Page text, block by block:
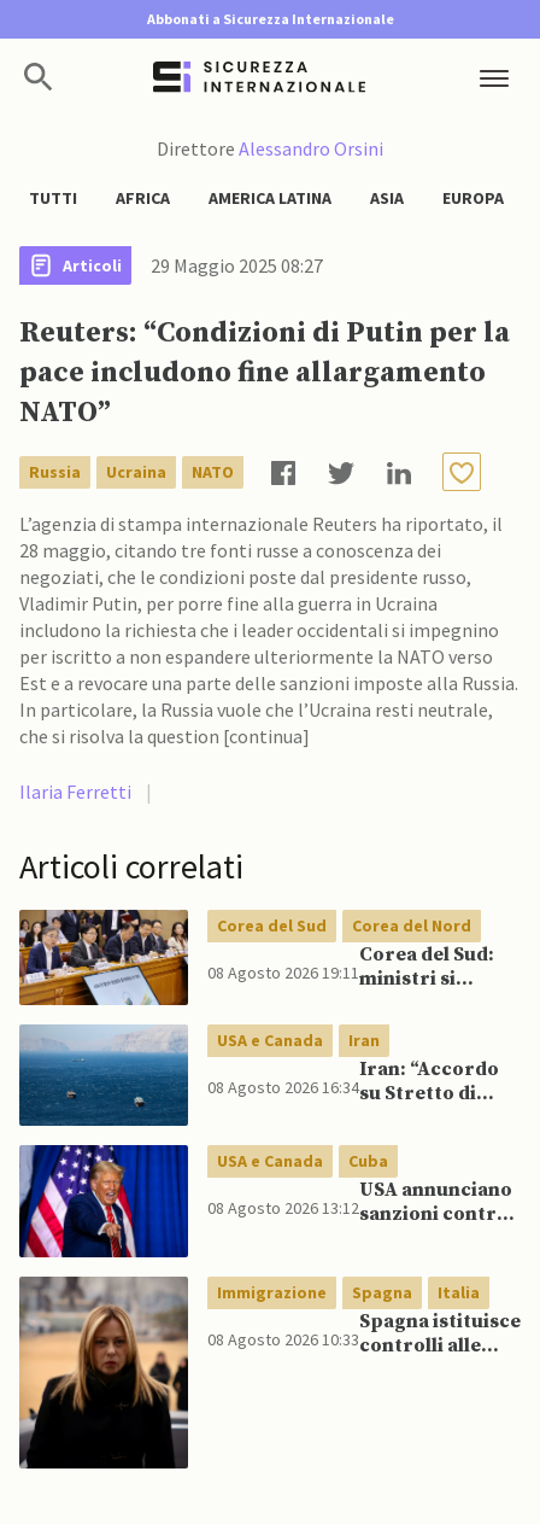
Abbonati a Sicurezza Internazionale
Direttore Alessandro Orsini
TUTTI AFRICA AMERICA LATINA ASIA EUROPA
Articoli 29 Maggio 2025 08:27
Reuters: “Condizioni di Putin per la
pace includono fine allargamento
NATO”
Russia Ucraina NATO
L’agenzia di stampa internazionale Reuters ha riportato, il
28 maggio, citando tre fonti russe a conoscenza dei
negoziati, che le condizioni poste dal presidente russo,
Vladimir Putin, per porre fine alla guerra in Ucraina
includono la richiesta che i leader occidentali si impegnino
per iscritto a non espandere ulteriormente la NATO verso
Est e a revocare una parte delle sanzioni imposte alla Russia.
In particolare, la Russia vuole che l’Ucraina resti neutrale,
che si risolva la question [continua]
Ilaria Ferretti |
Articoli correlati
Corea del Sud Corea del Nord
08 Agosto 2026 19:11
Corea del Sud:
ministri si
pubblicamente
su politica con il
Nord, mentre
Lee spinge per
USA e Canada Iran
08 Agosto 2026 16:34
Iran: “Accordo
su Stretto di
ma non aprirà il
canale”
USA e Canada Cuba
08 Agosto 2026 13:12
USA annunciano
sanzioni contro
Immigrazione Spagna Italia
08 Agosto 2026 10:33
Spagna istituisce
controlli alle